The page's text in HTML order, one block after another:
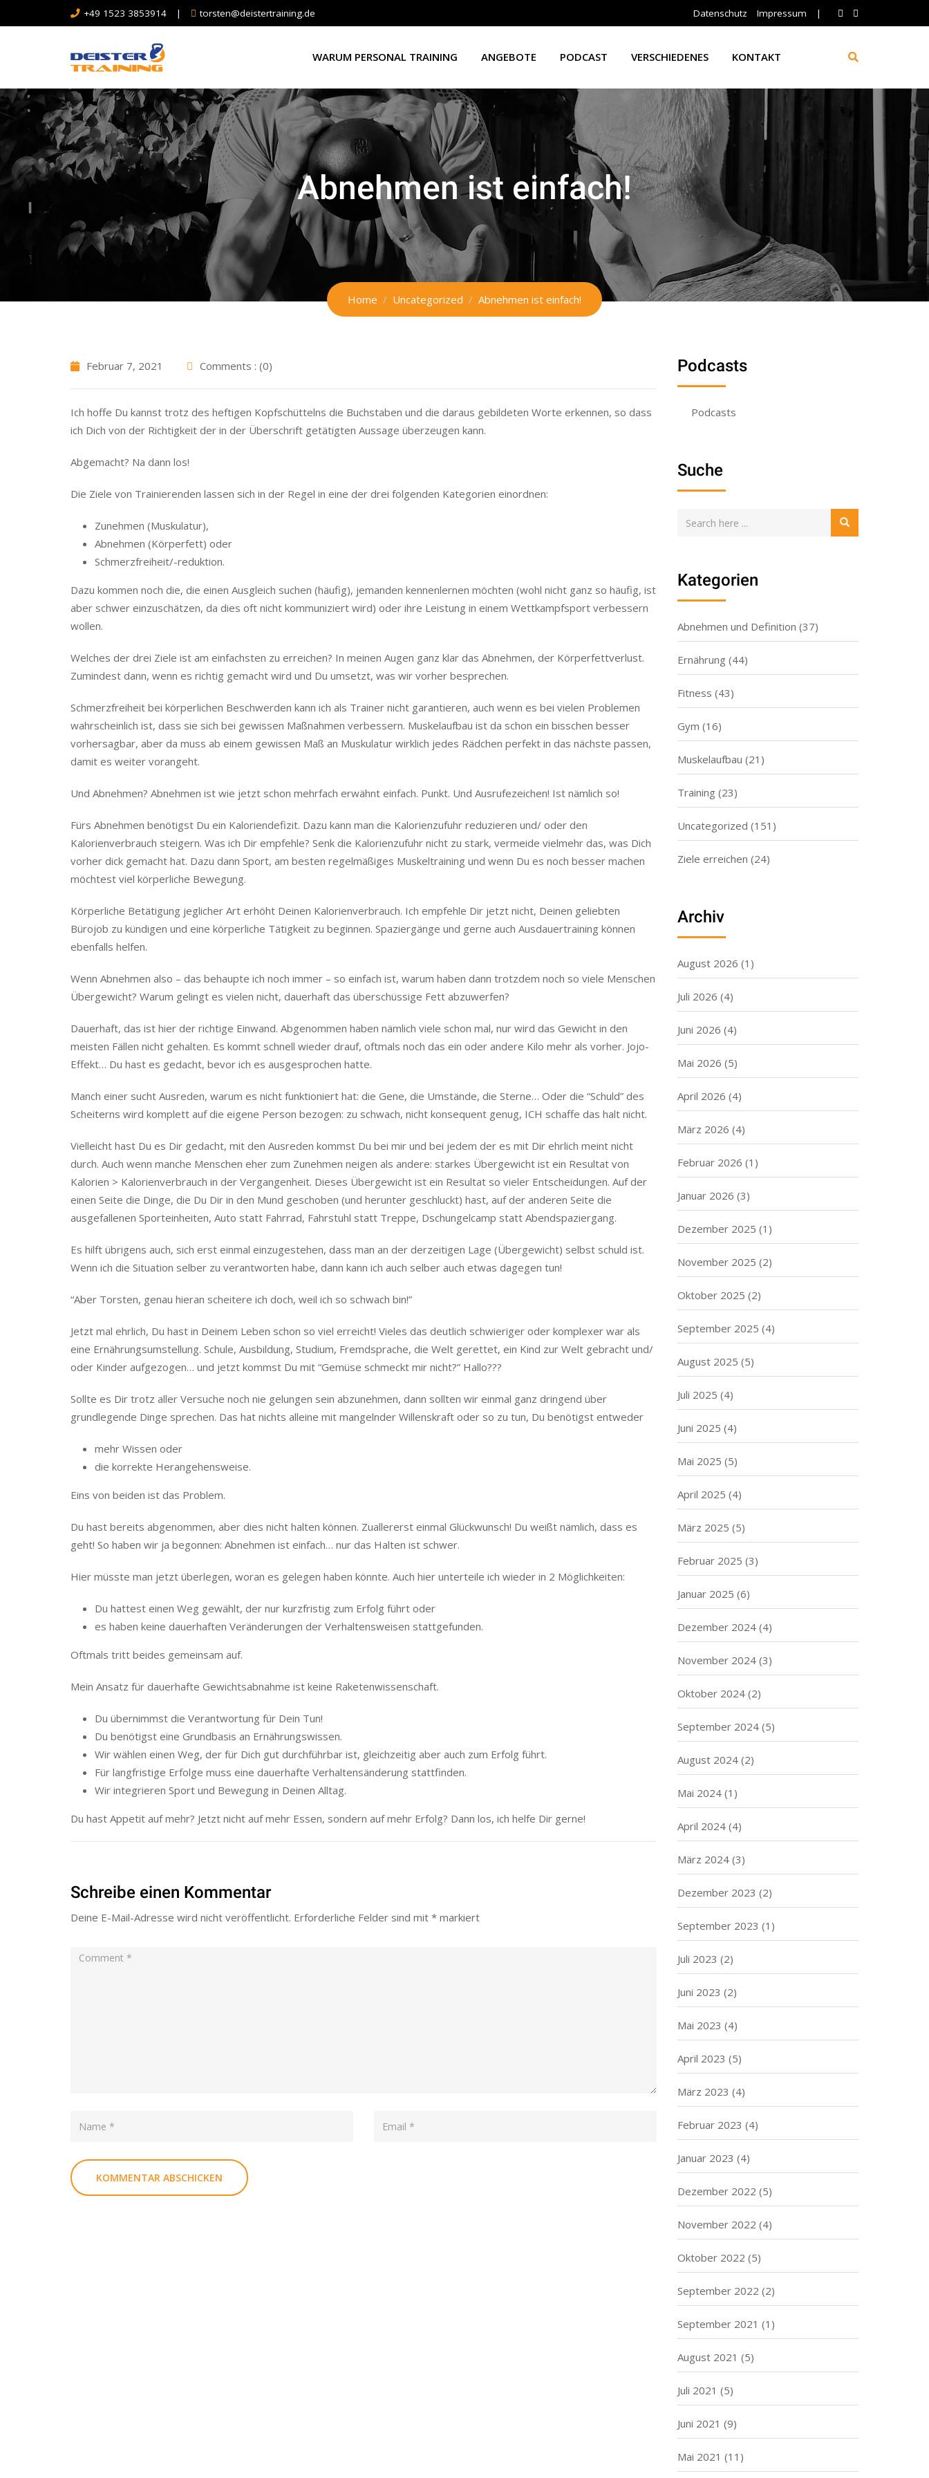
+49 1523 3853914 | torsten@deistertraining.de Datenschutz Impressum |
WARUM PERSONAL TRAINING ANGEBOTE PODCAST VERSCHIEDENES KONTAKT
Abnehmen ist einfach!
Home Uncategorized Abnehmen ist einfach!
Februar 7, 2021 Comments : (0)
Ich hoffe Du kannst trotz des heftigen Kopfschüttelns die Buchstaben und die daraus gebildeten Worte erkennen, so dass
ich Dich von der Richtigkeit der in der Überschrift getätigten Aussage überzeugen kann.
Abgemacht? Na dann los!
Die Ziele von Trainierenden lassen sich in der Regel in eine der drei folgenden Kategorien einordnen:
Zunehmen (Muskulatur),
Abnehmen (Körperfett) oder
Schmerzfreiheit/-reduktion.
Dazu kommen noch die, die einen Ausgleich suchen (häufig), jemanden kennenlernen möchten (wohl nicht ganz so häufig, ist
aber schwer einzuschätzen, da dies oft nicht kommuniziert wird) oder ihre Leistung in einem Wettkampfsport verbessern
wollen.
Welches der drei Ziele ist am einfachsten zu erreichen? In meinen Augen ganz klar das Abnehmen, der Körperfettverlust.
Zumindest dann, wenn es richtig gemacht wird und Du umsetzt, was wir vorher besprechen.
Schmerzfreiheit bei körperlichen Beschwerden kann ich als Trainer nicht garantieren, auch wenn es bei vielen Problemen
wahrscheinlich ist, dass sie sich bei gewissen Maßnahmen verbessern. Muskelaufbau ist da schon ein bisschen besser
vorhersagbar, aber da muss ab einem gewissen Maß an Muskulatur wirklich jedes Rädchen perfekt in das nächste passen,
damit es weiter vorangeht.
Und Abnehmen? Abnehmen ist wie jetzt schon mehrfach erwähnt einfach. Punkt. Und Ausrufezeichen! Ist nämlich so!
Fürs Abnehmen benötigst Du ein Kaloriendefizit. Dazu kann man die Kalorienzufuhr reduzieren und/ oder den
Kalorienverbrauch steigern. Was ich Dir empfehle? Senk die Kalorienzufuhr nicht zu stark, vermeide vielmehr das, was Dich
vorher dick gemacht hat. Dazu dann Sport, am besten regelmäßiges Muskeltraining und wenn Du es noch besser machen
möchtest viel körperliche Bewegung.
Körperliche Betätigung jeglicher Art erhöht Deinen Kalorienverbrauch. Ich empfehle Dir jetzt nicht, Deinen geliebten
Bürojob zu kündigen und eine körperliche Tätigkeit zu beginnen. Spaziergänge und gerne auch Ausdauertraining können
ebenfalls helfen.
Wenn Abnehmen also – das behaupte ich noch immer – so einfach ist, warum haben dann trotzdem noch so viele Menschen
Übergewicht? Warum gelingt es vielen nicht, dauerhaft das überschüssige Fett abzuwerfen?
Dauerhaft, das ist hier der richtige Einwand. Abgenommen haben nämlich viele schon mal, nur wird das Gewicht in den
meisten Fällen nicht gehalten. Es kommt schnell wieder drauf, oftmals noch das ein oder andere Kilo mehr als vorher. Jojo-
Effekt… Du hast es gedacht, bevor ich es ausgesprochen hatte.
Manch einer sucht Ausreden, warum es nicht funktioniert hat: die Gene, die Umstände, die Sterne… Oder die “Schuld” des
Scheiterns wird komplett auf die eigene Person bezogen: zu schwach, nicht konsequent genug, ICH schaffe das halt nicht.
Vielleicht hast Du es Dir gedacht, mit den Ausreden kommst Du bei mir und bei jedem der es mit Dir ehrlich meint nicht
durch. Auch wenn manche Menschen eher zum Zunehmen neigen als andere: starkes Übergewicht ist ein Resultat von
Kalorien > Kalorienverbrauch in der Vergangenheit. Dieses Übergewicht ist ein Resultat so vieler Entscheidungen. Auf der
einen Seite die Dinge, die Du Dir in den Mund geschoben (und herunter geschluckt) hast, auf der anderen Seite die
ausgefallenen Sporteinheiten, Auto statt Fahrrad, Fahrstuhl statt Treppe, Dschungelcamp statt Abendspaziergang.
Es hilft übrigens auch, sich erst einmal einzugestehen, dass man an der derzeitigen Lage (Übergewicht) selbst schuld ist.
Wenn ich die Situation selber zu verantworten habe, dann kann ich auch selber auch etwas dagegen tun!
“Aber Torsten, genau hieran scheitere ich doch, weil ich so schwach bin!”
Jetzt mal ehrlich, Du hast in Deinem Leben schon so viel erreicht! Vieles das deutlich schwieriger oder komplexer war als
eine Ernährungsumstellung. Schule, Ausbildung, Studium, Fremdsprache, die Welt gerettet, ein Kind zur Welt gebracht und/
oder Kinder aufgezogen… und jetzt kommst Du mit “Gemüse schmeckt mir nicht?” Hallo???
Sollte es Dir trotz aller Versuche noch nie gelungen sein abzunehmen, dann sollten wir einmal ganz dringend über
grundlegende Dinge sprechen. Das hat nichts alleine mit mangelnder Willenskraft oder so zu tun, Du benötigst entweder
mehr Wissen oder
die korrekte Herangehensweise.
Eins von beiden ist das Problem.
Du hast bereits abgenommen, aber dies nicht halten können. Zuallererst einmal Glückwunsch! Du weißt nämlich, dass es
geht! So haben wir ja begonnen: Abnehmen ist einfach… nur das Halten ist schwer.
Hier müsste man jetzt überlegen, woran es gelegen haben könnte. Auch hier unterteile ich wieder in 2 Möglichkeiten:
Du hattest einen Weg gewählt, der nur kurzfristig zum Erfolg führt oder
es haben keine dauerhaften Veränderungen der Verhaltensweisen stattgefunden.
Oftmals tritt beides gemeinsam auf.
Mein Ansatz für dauerhafte Gewichtsabnahme ist keine Raketenwissenschaft.
Du übernimmst die Verantwortung für Dein Tun!
Du benötigst eine Grundbasis an Ernährungswissen.
Wir wählen einen Weg, der für Dich gut durchführbar ist, gleichzeitig aber auch zum Erfolg führt.
Für langfristige Erfolge muss eine dauerhafte Verhaltensänderung stattfinden.
Wir integrieren Sport und Bewegung in Deinen Alltag.
Du hast Appetit auf mehr? Jetzt nicht auf mehr Essen, sondern auf mehr Erfolg? Dann los, ich helfe Dir gerne!
Schreibe einen Kommentar
Deine E-Mail-Adresse wird nicht veröffentlicht. Erforderliche Felder sind mit * markiert
Podcasts
Podcasts
Suche
Kategorien
Abnehmen und Definition (37)
Ernährung (44)
Fitness (43)
Gym (16)
Muskelaufbau (21)
Training (23)
Uncategorized (151)
Ziele erreichen (24)
Archiv
August 2026 (1)
Juli 2026 (4)
Juni 2026 (4)
Mai 2026 (5)
April 2026 (4)
März 2026 (4)
Februar 2026 (1)
Januar 2026 (3)
Dezember 2025 (1)
November 2025 (2)
Oktober 2025 (2)
September 2025 (4)
August 2025 (5)
Juli 2025 (4)
Juni 2025 (4)
Mai 2025 (5)
April 2025 (4)
März 2025 (5)
Februar 2025 (3)
Januar 2025 (6)
Dezember 2024(4)
November 2024(3)
Oktober 2024(2)
September 2024(5)
August 2024(2)
Mai 2024(1)
April 2024(4)
März 2024(3)
Dezember 2023 (2)
September 2023 (1)
Juli 2023 (2)
Juni 2023 (2)
Mai 2023 (4)
April 2023 (5)
März 2023 (4)
Februar 2023 (4)
Januar 2023 (4)
Dezember 2022 (5)
November 2022 (4)
Oktober 2022 (5)
September 2022 (2)
September 2021 (1)
August 2021 (5)
Juli 2021 (5)
Juni 2021 (9)
Mai 2021 (11)